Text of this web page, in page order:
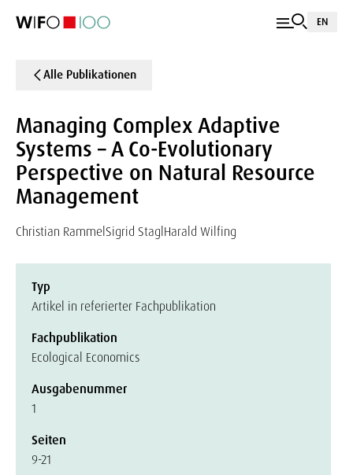
EN
Alle Publikationen
Managing Complex Adaptive
Systems – A Co-Evolutionary
Perspective on Natural Resource
Management
Christian Rammel Sigrid Stagl Harald Wilfing
Typ
Artikel in referierter Fachpublikation
Fachpublikation
Ecological Economics
Ausgabenummer
1
Seiten
9-21